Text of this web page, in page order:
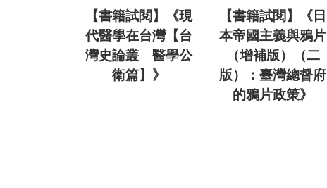
【書籍試閱】《現
代醫學在台灣【台
灣史論叢 醫學公
衛篇】》
【書籍試閱】《日
本帝國主義與鴉片
（增補版）（二
版）：臺灣總督府
的鴉片政策》